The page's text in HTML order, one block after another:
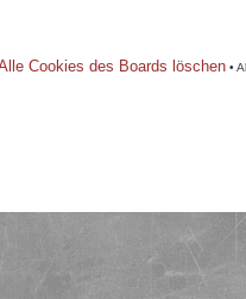
Cookies des Boards löschen •